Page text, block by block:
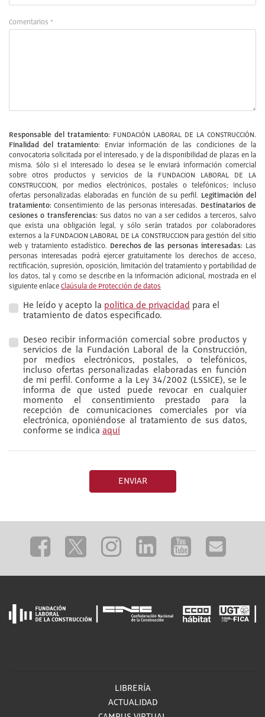
Comentarios *
Responsable del tratamiento: FUNDACIÓN LABORAL DE LA CONSTRUCCIÓN.
Finalidad del tratamiento:
Enviar información de las condiciones de la
convocatoria solicitada por el interesado, y de la disponibilidad de plazas en la
misma. Sólo si el interesado lo desea se le enviará información comercial
sobre otros productos y servicios de la FUNDACION LABORAL DE LA
CONSTRUCCION, por medios electrónicos, postales o telefónicos; incluso
ofertas personalizadas elaboradas en función de su perfil. Legitimación del
tratamiento: Consentimiento de las personas interesadas. Destinatarios de
cesiones o transferencias: Sus datos no van a ser cedidos a terceros, salvo
que exista una obligación legal, y sólo serán tratados por colaboradores
externos a la FUNDACION LABORAL DE LA CONSTRUCCION para gestión del sitio
web y tratamiento estadístico. Derechos de las personas interesadas: Las
personas interesadas podrá ejercer gratuitamente los derechos de acceso,
rectificación, supresión, oposición, limitación del tratamiento y portabilidad de
los datos, tal y como se describe en la información adicional, mostrada en el
siguiente enlace Claúsula de Protección de datos
He leído y acepto la política de privacidad para el
tratamiento de datos especificado.
Deseo recibir información comercial sobre productos y
servicios de la Fundación Laboral de la Construcción,
por medios electrónicos, postales, o telefónicos,
incluso ofertas personalizadas elaboradas en función
de mi perfil. Conforme a la Ley 34/2002 (LSSICE), se le
informa de que usted puede revocar en cualquier
momento el consentimiento prestado para la
recepción de comunicaciones comerciales por vía
electrónica, oponiéndose al tratamiento de sus datos,
conforme se indica aquí
ENVIAR
LIBRERÍA
ACTUALIDAD